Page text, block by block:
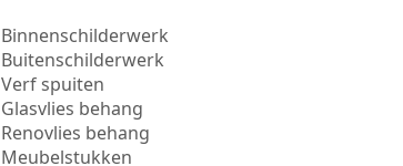
Binnenschilderwerk
Buitenschilderwerk
Verf spuiten
Glasvlies behang
Renovlies behang
Meubelstukken